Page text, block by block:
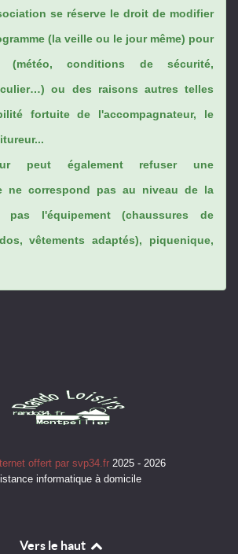
se réserve le droit de modifier
(la veille ou le jour même) pour
(météo, conditions de sécurité,
ou des raisons autres telles
fortuite de l'accompagnateur, le
peut également refuser une
ne correspond pas au niveau de la
pas l'équipement (chaussures de
vêtements adaptés), piquenique,
offert par svp34.fr 2025 - 2026
informatique à domicile
Vers le haut